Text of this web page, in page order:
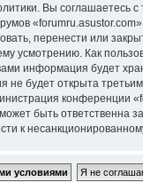
Вы соглашаетесь с
перенести или
усмотрению. Как
информация будет
не будет открыта
конференции
быть ответственна
к